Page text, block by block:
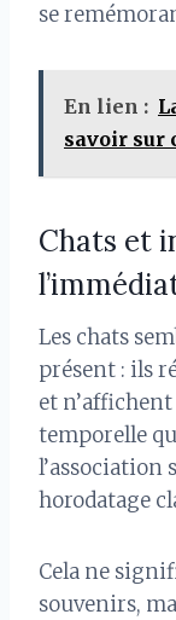
se
En lien :
savoir sur
Chats et
Les chats
présent : ils
et
temporelle
l’association
horodatage
Cela ne
souvenirs,